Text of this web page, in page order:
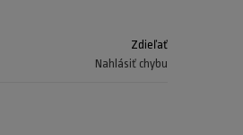
Zdieľať
Nahlásiť chybu